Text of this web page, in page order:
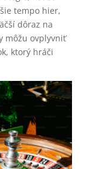
tempo hier,
dôraz na
môžu ovplyvniť
ktorý hráči